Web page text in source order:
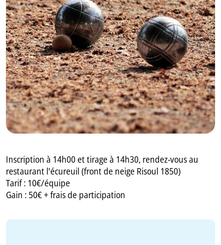
FR
GB
IT
Inscription à 14h00 et tirage à 14h30, rendez-vous au
restaurant l'écureuil (front de neige Risoul 1850)
Tarif : 10€/équipe
Gain : 50€ + frais de participation